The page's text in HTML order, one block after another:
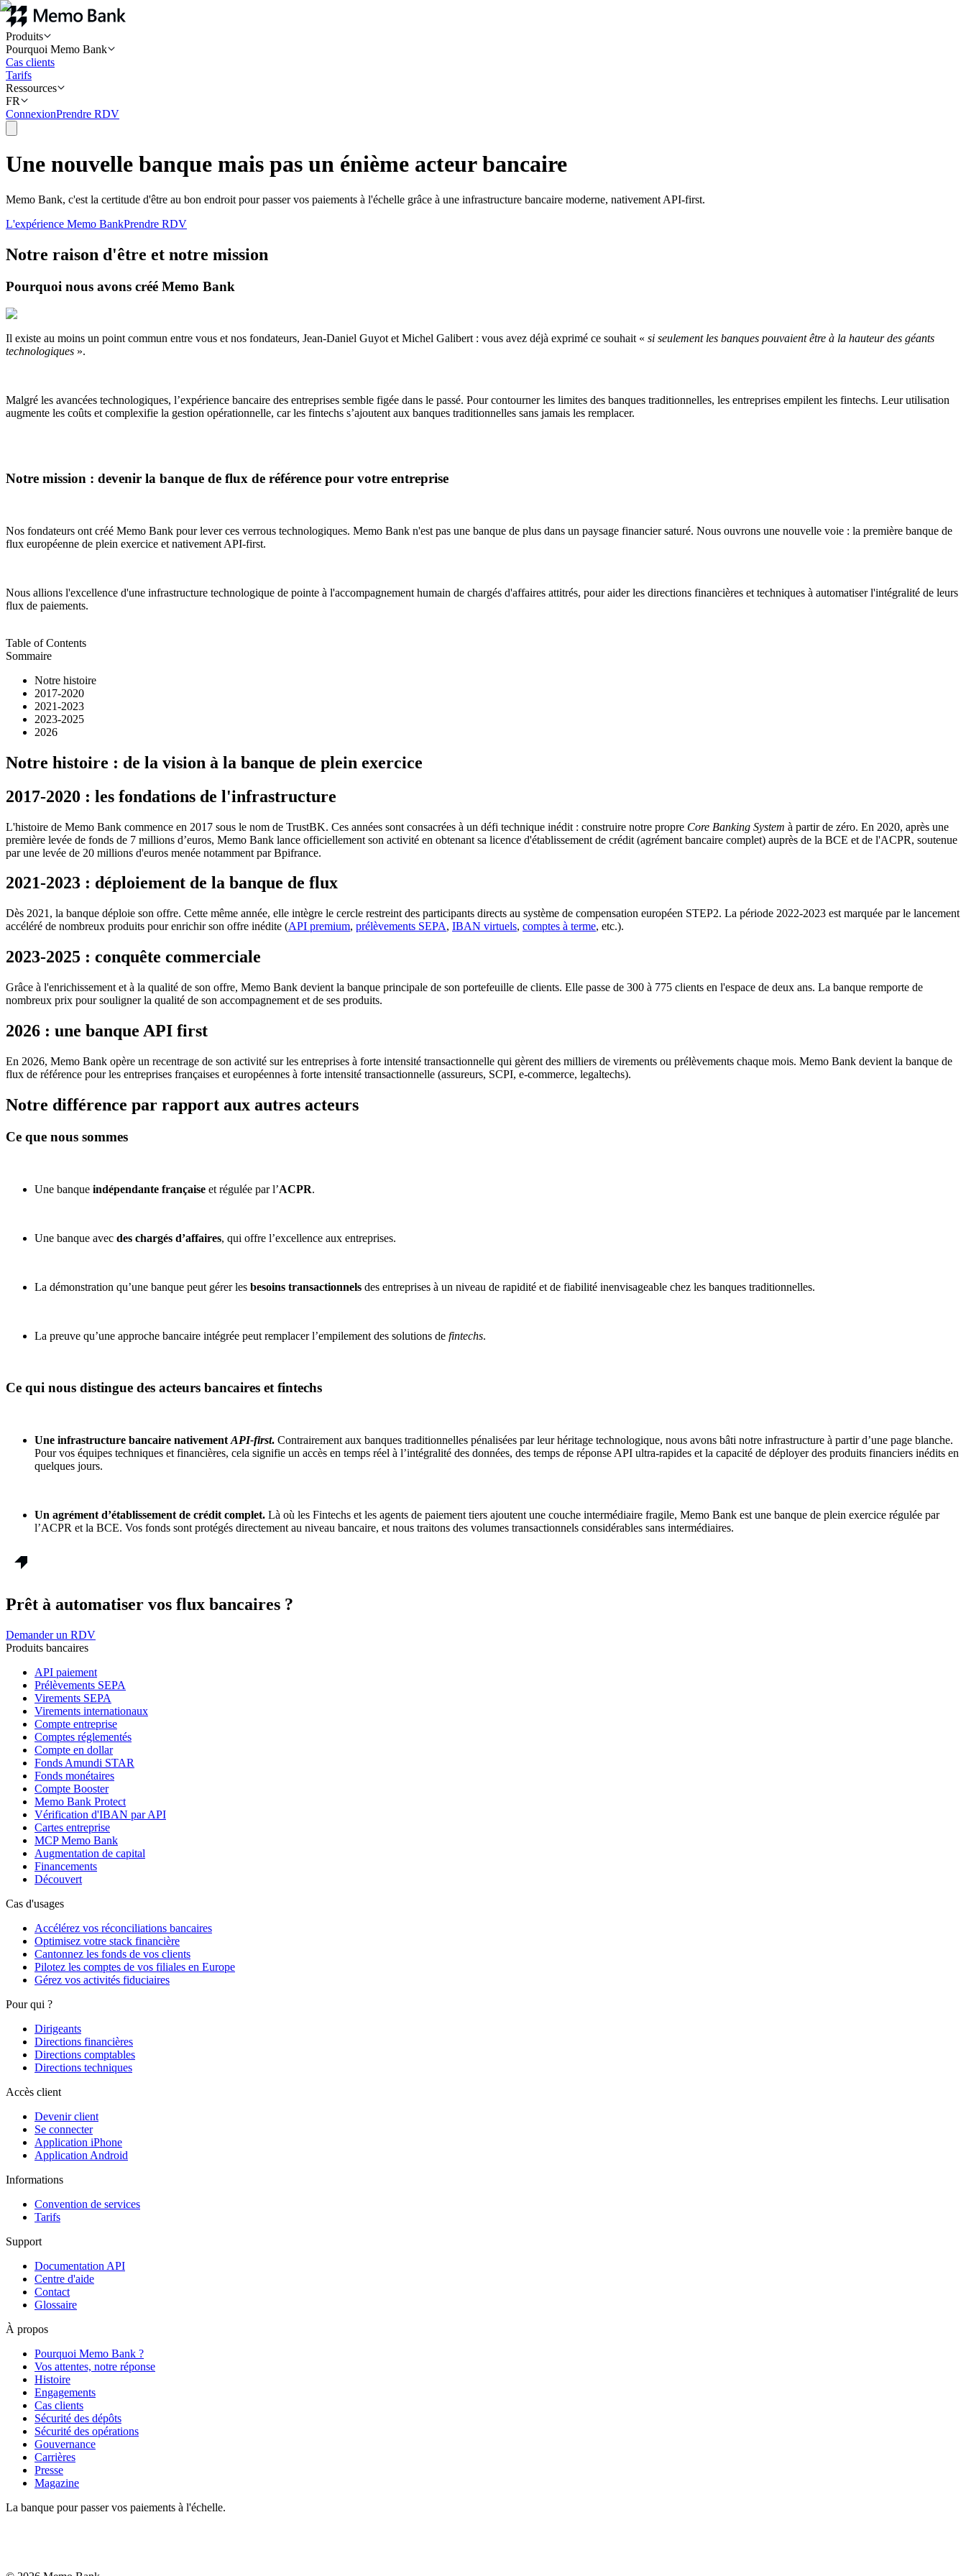
Produits
Pourquoi Memo Bank
Cas clients
Tarifs
Ressources
FR
ConnexionPrendre RDV
Une nouvelle banque mais pas un énième acteur bancaire
Memo Bank, c'est la certitude d'être au bon endroit pour passer vos paiements à l'échelle grâce à une infrastructure bancaire moderne, nativement API-first.
L'expérience Memo BankPrendre RDV
Notre raison d'être et notre mission
Pourquoi nous avons créé Memo Bank
Il existe au moins un point commun entre vous et nos fondateurs, Jean-Daniel Guyot et Michel Galibert : vous avez déjà exprimé ce souhait « si seulement les banques pouvaient être à la hauteur des géants
technologiques ».
Malgré les avancées technologiques, l’expérience bancaire des entreprises semble figée dans le passé. Pour contourner les limites des banques traditionnelles, les entreprises empilent les fintechs. Leur utilisation
augmente les coûts et complexifie la gestion opérationnelle, car les fintechs s’ajoutent aux banques traditionnelles sans jamais les remplacer.
Notre mission : devenir la banque de flux de référence pour votre entreprise
Nos fondateurs ont créé Memo Bank pour lever ces verrous technologiques. Memo Bank n'est pas une banque de plus dans un paysage financier saturé. Nous ouvrons une nouvelle voie : la première banque de
flux européenne de plein exercice et nativement API-first.
Nous allions l'excellence d'une infrastructure technologique de pointe à l'accompagnement humain de chargés d'affaires attitrés, pour aider les directions financières et techniques à automatiser l'intégralité de leurs
flux de paiements.
Table of Contents
Sommaire
Notre histoire
2017-2020
2021-2023
2023-2025
2026
Notre histoire : de la vision à la banque de plein exercice
2017-2020 : les fondations de l'infrastructure
L'histoire de Memo Bank commence en 2017 sous le nom de TrustBK. Ces années sont consacrées à un défi technique inédit : construire notre propre Core Banking System à partir de zéro. En 2020, après une
première levée de fonds de 7 millions d’euros, Memo Bank lance officiellement son activité en obtenant sa licence d'établissement de crédit (agrément bancaire complet) auprès de la BCE et de l'ACPR, soutenue
par une levée de 20 millions d'euros menée notamment par Bpifrance.
2021-2023 : déploiement de la banque de flux
Dès 2021, la banque déploie son offre. Cette même année, elle intègre le cercle restreint des participants directs au système de compensation européen STEP2. La période 2022-2023 est marquée par le lancement
accéléré de nombreux produits pour enrichir son offre inédite (API premium, prélèvements SEPA, IBAN virtuels, comptes à terme, etc.).
2023-2025 : conquête commerciale
Grâce à l'enrichissement et à la qualité de son offre, Memo Bank devient la banque principale de son portefeuille de clients. Elle passe de 300 à 775 clients en l'espace de deux ans. La banque remporte de
nombreux prix pour souligner la qualité de son accompagnement et de ses produits.
2026 : une banque API first
En 2026, Memo Bank opère un recentrage de son activité sur les entreprises à forte intensité transactionnelle qui gèrent des milliers de virements ou prélèvements chaque mois. Memo Bank devient la banque de
flux de référence pour les entreprises françaises et européennes à forte intensité transactionnelle (assureurs, SCPI, e-commerce, legaltechs).
Notre différence par rapport aux autres acteurs
Ce que nous sommes
Une banque indépendante française et régulée par l’ACPR.
Une banque avec des chargés d’affaires, qui offre l’excellence aux entreprises.
La démonstration qu’une banque peut gérer les besoins transactionnels des entreprises à un niveau de rapidité et de fiabilité inenvisageable chez les banques traditionnelles.
La preuve qu’une approche bancaire intégrée peut remplacer l’empilement des solutions de fintechs.
Ce qui nous distingue des acteurs bancaires et fintechs
Une infrastructure bancaire nativement API-first. Contrairement aux banques traditionnelles pénalisées par leur héritage technologique, nous avons bâti notre infrastructure à partir d’une page blanche.
Pour vos équipes techniques et financières, cela signifie un accès en temps réel à l’intégralité des données, des temps de réponse API ultra-rapides et la capacité de déployer des produits financiers inédits en
quelques jours.
Un agrément d’établissement de crédit complet. Là où les Fintechs et les agents de paiement tiers ajoutent une couche intermédiaire fragile, Memo Bank est une banque de plein exercice régulée par
l’ACPR et la BCE. Vos fonds sont protégés directement au niveau bancaire, et nous traitons des volumes transactionnels considérables sans intermédiaires.
Prêt à automatiser vos flux bancaires ?
Demander un RDV
Produits bancaires
API paiement
Prélèvements SEPA
Virements SEPA
Virements internationaux
Compte entreprise
Comptes réglementés
Compte en dollar
Fonds Amundi STAR
Fonds monétaires
Compte Booster
Memo Bank Protect
Vérification d'IBAN par API
Cartes entreprise
MCP Memo Bank
Augmentation de capital
Financements
Découvert
Cas d'usages
Accélérez vos réconciliations bancaires
Optimisez votre stack financière
Cantonnez les fonds de vos clients
Pilotez les comptes de vos filiales en Europe
Gérez vos activités fiduciaires
Pour qui ?
Dirigeants
Directions financières
Directions comptables
Directions techniques
Accès client
Devenir client
Se connecter
Application iPhone
Application Android
Informations
Convention de services
Tarifs
Support
Documentation API
Centre d'aide
Contact
Glossaire
À propos
Pourquoi Memo Bank ?
Vos attentes, notre réponse
Histoire
Engagements
Cas clients
Sécurité des dépôts
Sécurité des opérations
Gouvernance
Carrières
Presse
Magazine
La banque pour passer vos paiements à l'échelle.